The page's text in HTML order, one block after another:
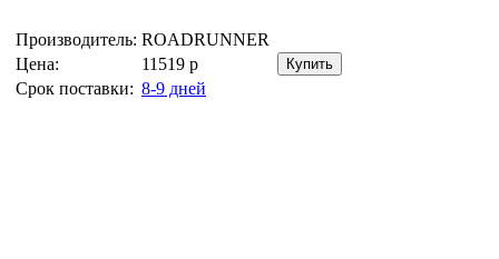
Производитель: ROADRUNNER
Цена:
11519 р
Срок поставки: 8-9 дней